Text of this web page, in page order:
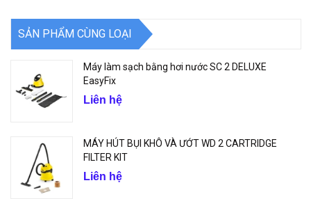
SẢN PHẨM CÙNG LOẠI
Máy làm sạch bằng hơi nước SC 2 DELUXE
EasyFix
Liên hệ
MÁY HÚT BỤI KHÔ VÀ ƯỚT WD 2 CARTRIDGE
FILTER KIT
Liên hệ